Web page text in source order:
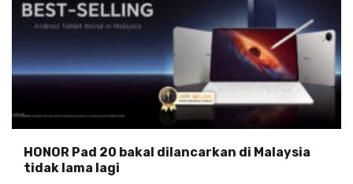
HONOR Pad 20 bakal dilancarkan di Malaysia
tidak lama lagi